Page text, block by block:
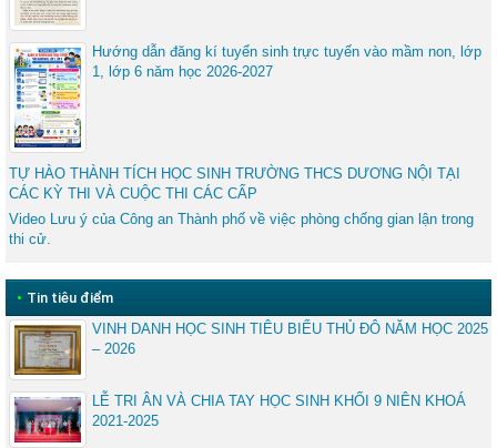
Hướng dẫn đăng kí tuyển sinh trực tuyến vào mầm non, lớp
1, lớp 6 năm học 2026-2027
TỰ HÀO THÀNH TÍCH HỌC SINH TRƯỜNG THCS DƯƠNG NỘI TẠI
CÁC KỲ THI VÀ CUỘC THI CÁC CẤP
Video Lưu ý của Công an Thành phố về việc phòng chống gian lận trong
thi cử.
• Tin tiêu điểm
VINH DANH HỌC SINH TIÊU BIỂU THỦ ĐÔ NĂM HỌC 2025
– 2026
LỄ TRI ÂN VÀ CHIA TAY HỌC SINH KHỐI 9 NIÊN KHOÁ
2021-2025